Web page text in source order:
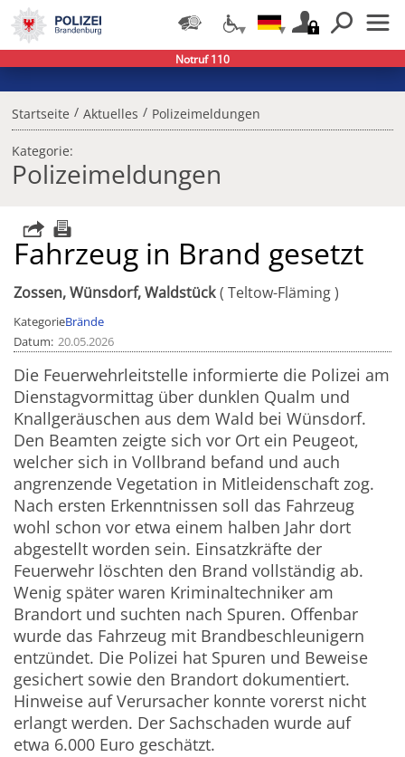
Startseite / Aktuelles / Polizeimeldungen
Kategorie:
Polizeimeldungen
Fahrzeug in Brand gesetzt
Zossen, Wünsdorf, Waldstück Teltow-Fläming
KategorieBrände
Datum 20.05.2026
Die Feuerwehrleitstelle informierte die Polizei am
Dienstagvormittag über dunklen Qualm und
Knallgeräuschen aus dem Wald bei Wünsdorf.
Den Beamten zeigte sich vor Ort ein Peugeot,
welcher sich in Vollbrand befand und auch
angrenzende Vegetation in Mitleidenschaft zog.
Nach ersten Erkenntnissen soll das Fahrzeug
wohl schon vor etwa einem halben Jahr dort
abgestellt worden sein. Einsatzkräfte der
Feuerwehr löschten den Brand vollständig ab.
Wenig später waren Kriminaltechniker am
Brandort und suchten nach Spuren. Offenbar
wurde das Fahrzeug mit Brandbeschleunigern
entzündet. Die Polizei hat Spuren und Beweise
gesichert sowie den Brandort dokumentiert.
Hinweise auf Verursacher konnte vorerst nicht
erlangt werden. Der Sachschaden wurde auf
etwa 6.000 Euro geschätzt.
Notruf 110